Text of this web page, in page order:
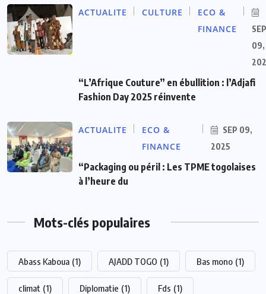
ACTUALITE CULTURE
ECO &
FINANCE
SEP
09,
“L’Afrique Couture” en ébullition : l’Adjafi
Fashion Day 2025 réinvente
ACTUALITE
ECO &
FINANCE
SEP 09,
2025
“Packaging ou péril : Les TPME togolaises
à l’heure du
Mots-clés populaires
Abass Kaboua (1) AJADD TOGO (1) Bas mono (1)
climat (1) Diplomatie (1) Fds (1)